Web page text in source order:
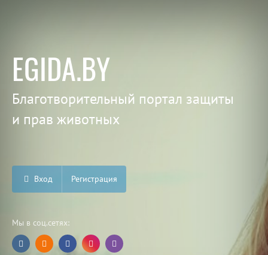
EGIDA.BY
Благотворительный портал защиты
и прав животных
Вход Регистрация
Мы в соц.сетях: